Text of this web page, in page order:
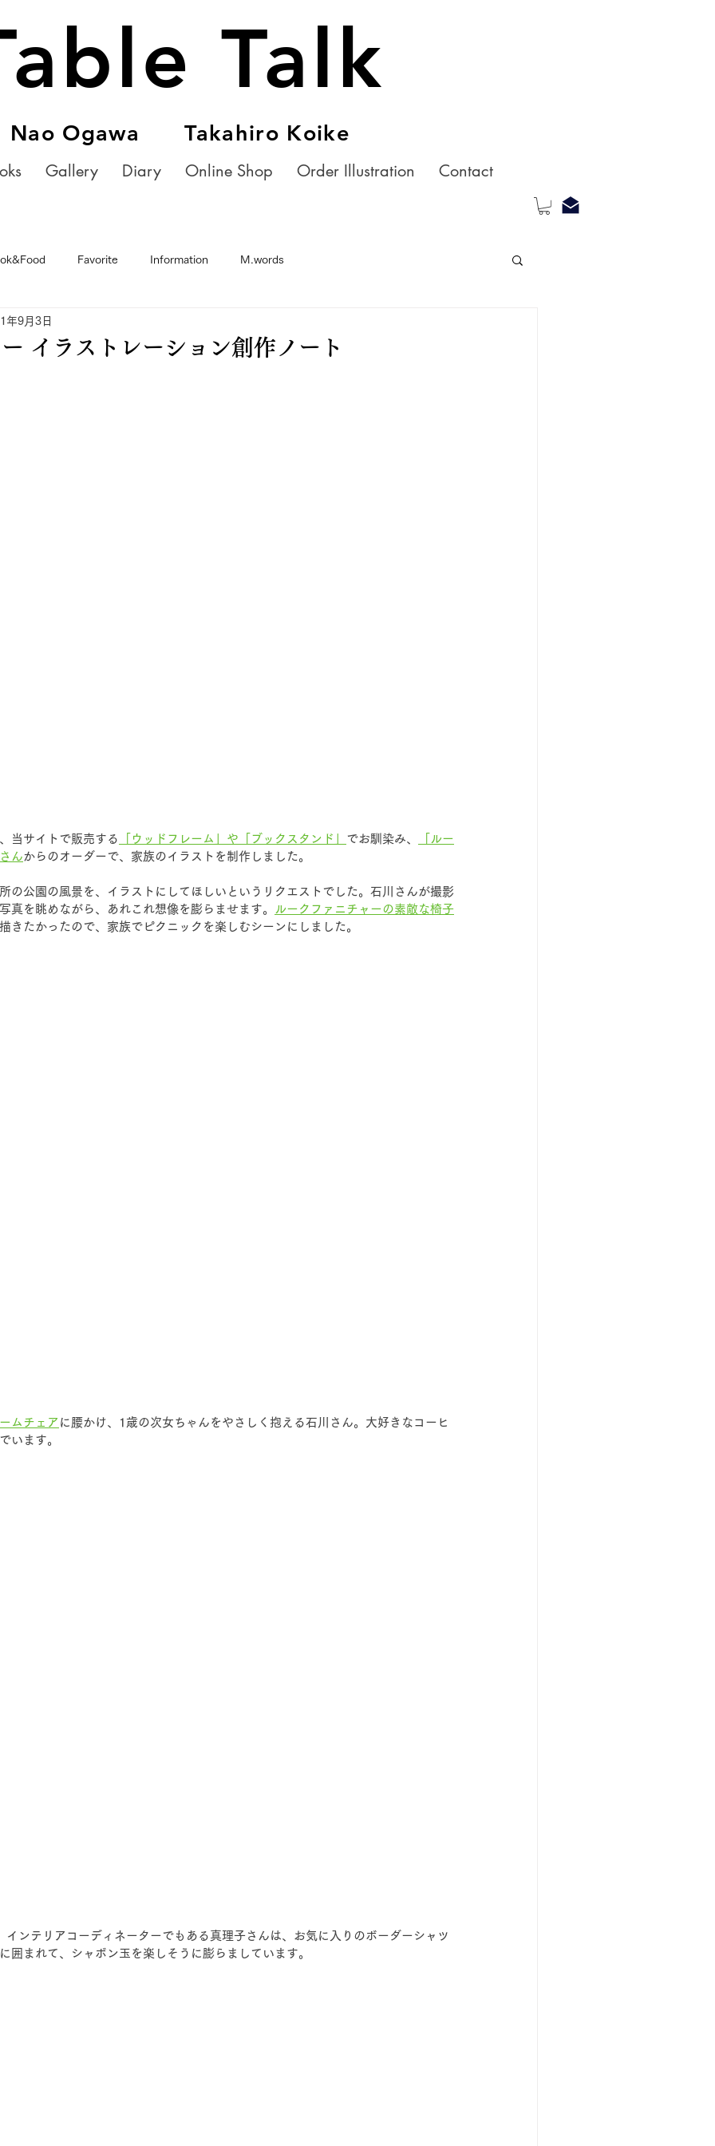
Talk
Nao Ogawa Takahiro Koike
Gallery Diary Online Shop Order Illustration Contact
Favorite Information M.words
イラストレーション創作ノート
年9月3日
当サイトで販売する 「ウッドフレーム」や「ブックスタンド」 でお馴染み、
「ルー
んからのオーダーで、家族のイラストを制作しました。
の公園の風景を、イラストにしてほしいというリクエストでした。石川さんが撮影
真を眺めながら、あれこれ想像を膨らませます。
ルークファニチャーの素敵な椅子
きたかったので、家族でピクニックを楽しむシーンにしました。
ムチェア に腰かけ、1歳の次女ちゃんをやさしく抱える石川さん。大好きなコーヒ
います。
インテリアコーディネーターでもある真理子さんは、お気に入りのボーダーシャツ
囲まれて、シャボン玉を楽しそうに膨らましています。